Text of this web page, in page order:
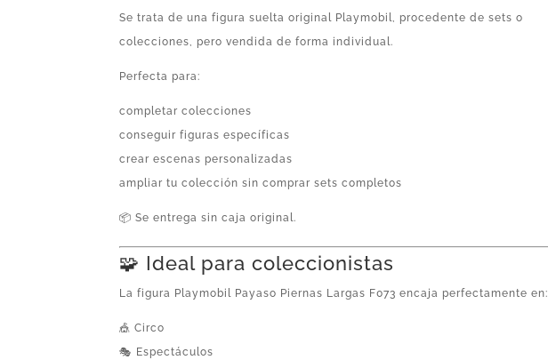
Se trata de una figura suelta original Playmobil, procedente de sets o
colecciones, pero vendida de forma individual.
Perfecta para:
completar colecciones
conseguir figuras específicas
crear escenas personalizadas
ampliar tu colección sin comprar sets completos
📦 Se entrega sin caja original.
🧩 Ideal para coleccionistas
La figura Playmobil Payaso Piernas Largas F073 encaja perfectamente en:
🎪 Circo
🎭 Espectáculos